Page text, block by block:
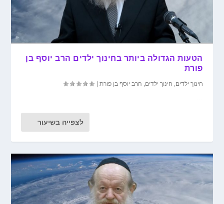
הטעות הגדולה ביותר בחינוך ילדים הרב יוסף בן
פורת
חינוך ילדים חינוך ילדים הרב יוסף בן פורת |
לצפייה בשיעור